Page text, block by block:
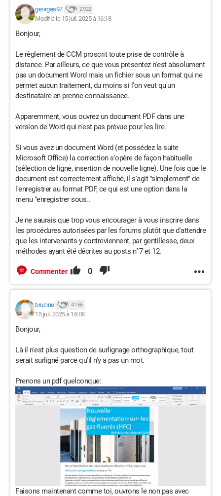
georges97 2 922
Modifié le 15 juil. 2025 à 16:18
Bonjour,
Le règlement de CCM proscrit toute prise de contrôle à
distance. Par ailleurs, ce que vous présentez n'est absolument
pas un document Word mais un fichier sous un format qui ne
permet aucun traitement, du moins si l'on veut qu'un
destinataire en prenne connaissance.
Apparemment, vous ouvrez un document PDF dans une
version de Word qui n'est pas prévue pour les lire.
Si vous avez un document Word (et possédez la suite
Microsoft Office) la correction s'opère de façon habituelle
(sélection de ligne, insertion de nouvelle ligne). Une fois que le
document est correctement affiché, il s'agit "simplement" de
l'enregistrer au format PDF, ce qui est une option dans la
menu "enregistrer sous.."
Je ne saurais que trop vous encourager à vous inscrire dans
les procédures autorisées par les forums plutôt que d'attendre
que les intervenants y contreviennent, par gentillesse, deux
méthodes ayant été décrites au posts n°7 et 12.
Commenter 0
brucine 4 166
15 juil. 2025 à 16:08
Bonjour,
Là il n'est plus question de surlignage orthographique, tout
serait surligné parce qu'il n'y a pas un mot.
Prenons un pdf quelconque:
Faisons maintenant comme toi, ouvrons le non pas avec